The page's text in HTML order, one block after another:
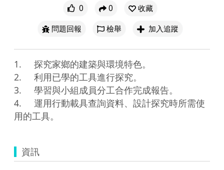
0 0
收藏
問題回報
檢舉 加入追蹤
1.	探究家鄉的建築與環境特色。
2.	利用已學的工具進行探究。
3.	學習與小組成員分工合作完成報告。
4.	運用行動載具查詢資料、設計探究時所需使
資訊